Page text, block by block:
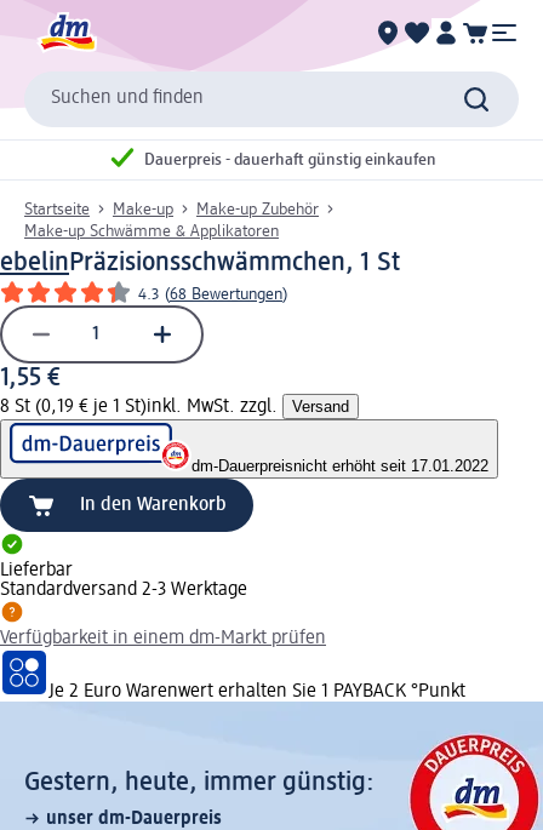
Suchen und finden
Dauerpreis - dauerhaft günstig einkaufen
Startseite Make-up
Make-up Zubehör
Make-up Schwämme & Applikatoren
ebelinPräzisionsschwämmchen, 1 St
4.3 (68 Bewertungen)
1,55 €
8 St (0,19 € je 1 St)inkl. MwSt. zzgl. Versand
dm-Dauerpreisnicht erhöht seit 17.01.2022
In den Warenkorb
Lieferbar
Standardversand 2-3 Werktage
Verfügbarkeit in einem dm-Markt prüfen
Je 2 Euro Warenwert erhalten Sie 1 PAYBACK °Punkt
Gestern, heute, immer günstig:
unser dm-Dauerpreis